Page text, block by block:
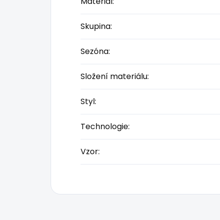
Skupina:
Sezóna:
Složení materiálu:
Styl:
Technologie:
Vzor: